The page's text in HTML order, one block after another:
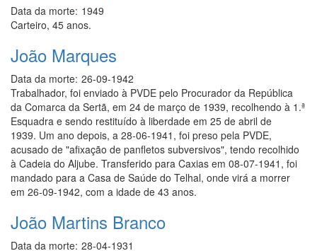
Data da morte: 1949
Carteiro, 45 anos.
João Marques
Data da morte: 26-09-1942
Trabalhador, foi enviado à PVDE pelo Procurador da República
da Comarca da Sertã, em 24 de março de 1939, recolhendo à 1.ª
Esquadra e sendo restituído à liberdade em 25 de abril de
1939. Um ano depois, a 28-06-1941, foi preso pela PVDE,
acusado de "afixação de panfletos subversivos", tendo recolhido
à Cadeia do Aljube. Transferido para Caxias em 08-07-1941, foi
mandado para a Casa de Saúde do Telhal, onde virá a morrer
em 26-09-1942, com a idade de 43 anos.
João Martins Branco
Data da morte: 28-04-1931